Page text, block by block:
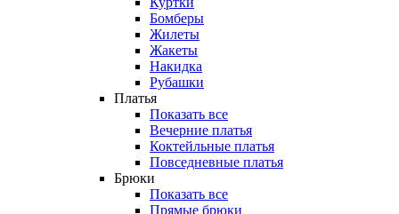
Бомберы
Жилеты
Жакеты
Накидка
Рубашки
Платья
Показать все
Вечерние платья
Коктейльные платья
Повседневные платья
Брюки
Показать все
Прямые брюки